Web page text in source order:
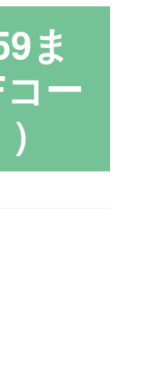
ま
ー